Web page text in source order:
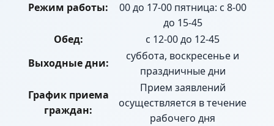
Режим работы:
00 до 17-00 пятница: с 8-00
до 15-45
Обед:
с 12-00 до 12-45
Выходные дни:
суббота, воскресенье и
праздничные дни
График приема
граждан:
Прием заявлений
осуществляется в течение
рабочего дня